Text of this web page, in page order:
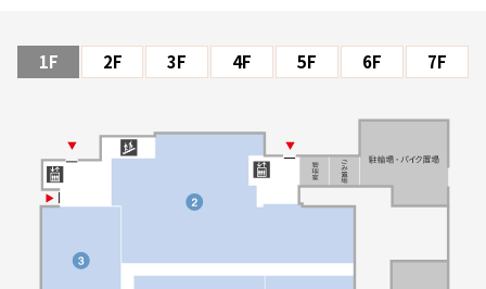
1F 2F 3F 4F 5F 6F 7F